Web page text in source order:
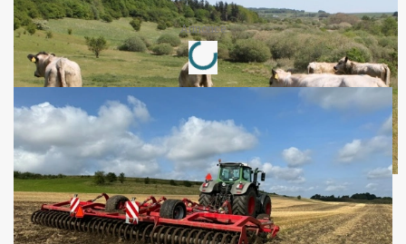
Annonce
Loading...